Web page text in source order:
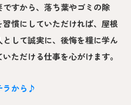
すから、落ち葉やゴミの除
慣にしていただければ、屋根
して誠実に、後悔を糧に学ん
ただける仕事を心がけます。
ラから♪